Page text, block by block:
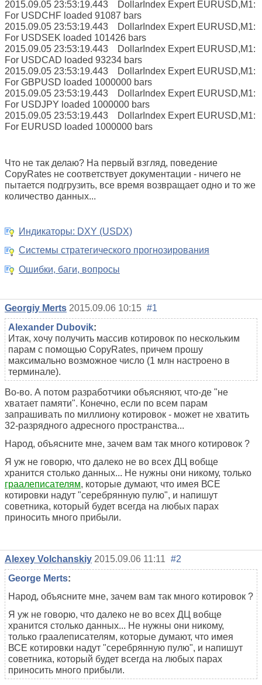
2015.09.05 23:53:19.443 DollarIndex Expert EURUSD,M1:
For USDCHF loaded 91087 bars
2015.09.05 23:53:19.443 DollarIndex Expert EURUSD,M1:
For USDSEK loaded 101426 bars
2015.09.05 23:53:19.443 DollarIndex Expert EURUSD,M1:
For USDCAD loaded 93234 bars
2015.09.05 23:53:19.443 DollarIndex Expert EURUSD,M1:
For GBPUSD loaded 1000000 bars
2015.09.05 23:53:19.443 DollarIndex Expert EURUSD,M1:
For USDJPY loaded 1000000 bars
2015.09.05 23:53:19.443 DollarIndex Expert EURUSD,M1:
For EURUSD loaded 1000000 bars
Что не так делаю? На первый взгляд, поведение
CopyRates не соответствует документации - ничего не
пытается подгрузить, все время возвращает одно и то же
количество данных...
Индикаторы: DXY (USDX)
Системы стратегического прогнозирования
Ошибки, баги, вопросы
Georgiy Merts 2015.09.06 10:15 #1
Alexander Dubovik:
Итак, хочу получить массив котировок по нескольким
парам с помощью CopyRates, причем прошу
максимально возможное число (1 млн настроено в
терминале).
Во-во. А потом разработчики объясняют, что-де "не
хватает памяти". Конечно, если по всем парам
запрашивать по миллиону котировок - может не хватить
32-разрядного адресного пространства...
Народ, объясните мне, зачем вам так много котировок ?
Я уж не говорю, что далеко не во всех ДЦ вобще
хранится столько данных... Не нужны они никому, только
граалеписателям, которые думают, что имея ВСЕ
котировки надут "серебрянную пулю", и напишут
советника, который будет всегда на любых парах
приносить много прибыли.
Alexey Volchanskiy 2015.09.06 11:11 #2
George Merts:
Народ, объясните мне, зачем вам так много котировок ?
Я уж не говорю, что далеко не во всех ДЦ вобще
хранится столько данных... Не нужны они никому,
только граалеписателям, которые думают, что имея
ВСЕ котировки надут "серебрянную пулю", и напишут
советника, который будет всегда на любых парах
приносить много прибыли.